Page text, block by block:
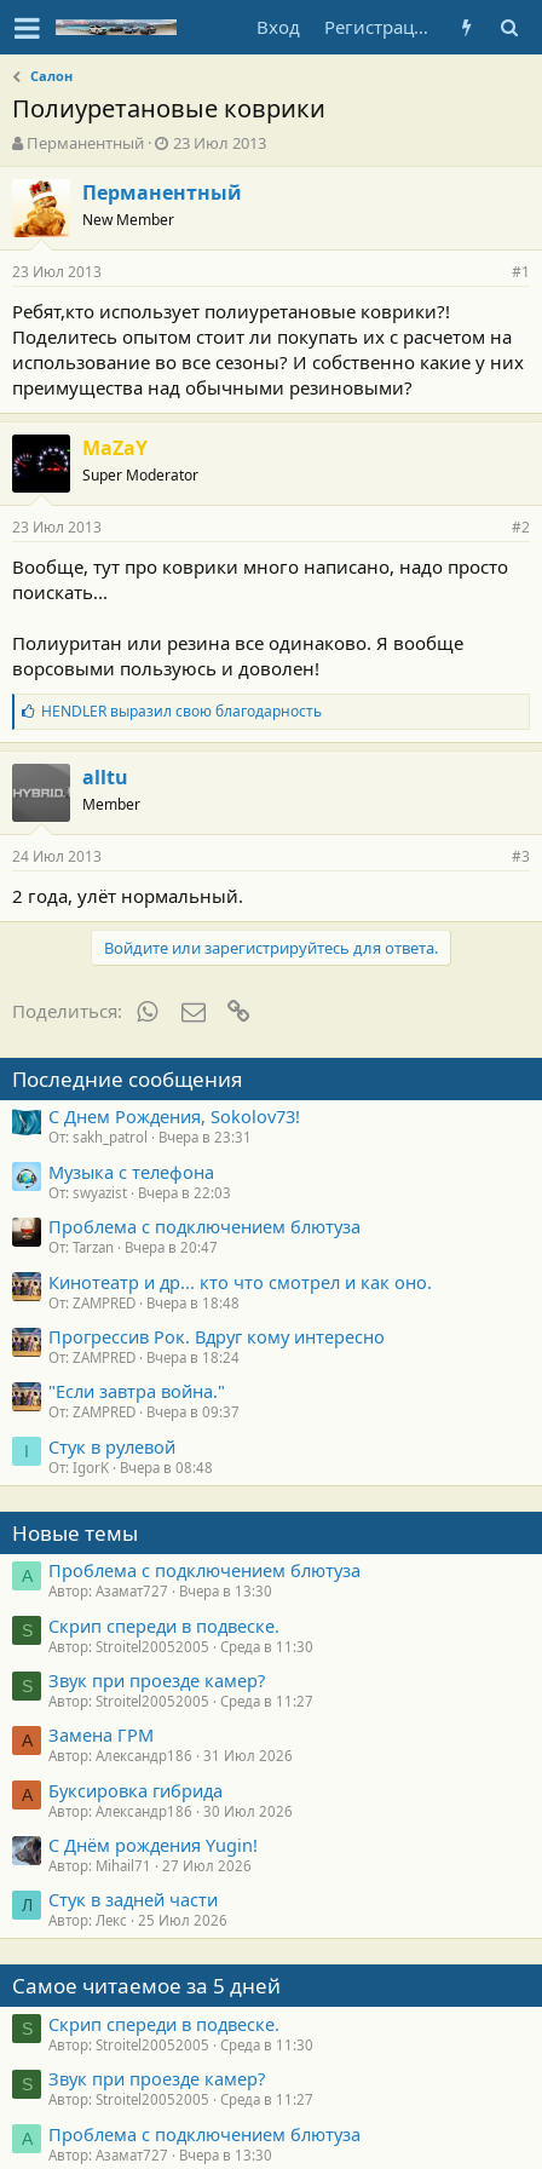
Вход Регистрация
Салон
Полиуретановые коврики
А
в
т
о
р
т
е
м
ы
Перманентный
Д
а
т
а
а
а
л
а
23 Июл 2013
Перманентный
New Member
23 Июл 2013 #1
Ребят,кто использует полиуретановые коврики?!
Поделитесь опытом стоит ли покупать их с расчетом на
использование во все сезоны? И собственно какие у них
преимущества над обычными резиновыми?
MaZaY
Super Moderator
23 Июл 2013 #2
Вообще, тут про коврики много написано, надо просто
поискать...
Полиуритан или резина все одинаково. Я вообще
ворсовыми пользуюсь и доволен!
Б
л
а
г
о
а
н
с
т
HENDLERвыразил свою благодарность
alltu
Member
24 Июл 2013 #3
2 года, улёт нормальный.
Войдите или зарегистрируйтесь для ответа.
Поделиться: WhatsAppЭлектронная почта
Последние сообщения
С Днем Рождения, Sokolov73!
От: sakh_patrol Вчера в 23:31
Музыка с телефона
От: swyazist Вчера в 22:03
Проблема с подключением блютуза
От: Tarzan Вчера в 20:47
Кинотеатр и др... кто что смотрел и как оно.
От: ZAMPRED Вчера в 18:48
Прогрессив Рок. Вдруг кому интересно
От: ZAMPRED Вчера в 18:24
"Если завтра война."
От: ZAMPRED Вчера в 09:37
I Стук в рулевой
От: IgorK Вчера в 08:48
Новые темы
А Проблема с подключением блютуза
Автор: Азамат727 Вчера в 13:30
S Скрип спереди в подвеске.
Автор: Stroitel20052005 Среда в 11:30
S Звук при проезде камер?
Автор: Stroitel20052005 Среда в 11:27
А Замена ГРМ
Автор: Александр186 31 Июл 2026
А Буксировка гибрида
Автор: Александр186 30 Июл 2026
С Днём рождения Yugin!
Автор: Mihail71 27 Июл 2026
Л Стук в задней части
Автор: Лекс 25 Июл 2026
Самое читаемое за 5 дней
S Скрип спереди в подвеске.
Автор: Stroitel20052005 Среда в 11:30
S Звук при проезде камер?
Автор: Stroitel20052005 Среда в 11:27
А Проблема с подключением блютуза
Автор: Азамат727 Вчера в 13:30